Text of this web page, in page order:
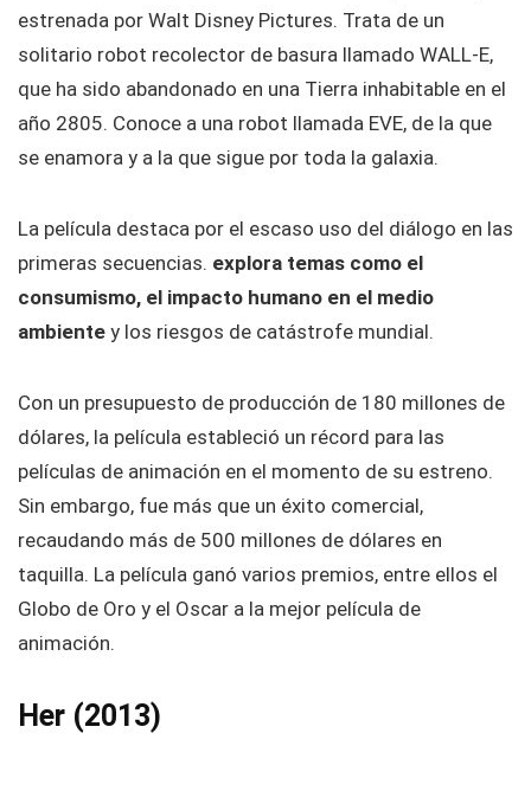
estrenada por Walt Disney Pictures. Trata de un
solitario robot recolector de basura llamado WALL-E,
que ha sido abandonado en una Tierra inhabitable en el
año 2805. Conoce a una robot llamada EVE, de la que
se enamora y a la que sigue por toda la galaxia.
La película destaca por el escaso uso del diálogo en las
primeras secuencias. explora temas como el
consumismo, el impacto humano en el medio
ambiente y los riesgos de catástrofe mundial.
Con un presupuesto de producción de 180 millones de
dólares, la película estableció un récord para las
películas de animación en el momento de su estreno.
Sin embargo, fue más que un éxito comercial,
recaudando más de 500 millones de dólares en
taquilla. La película ganó varios premios, entre ellos el
Globo de Oro y el Oscar a la mejor película de
animación.
Her (2013)